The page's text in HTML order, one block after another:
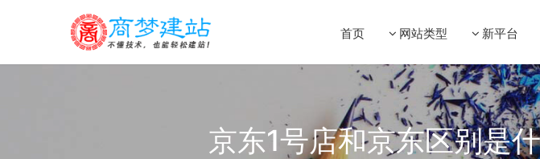
首页 网站类型 新平台
京东1号店和京东区别是